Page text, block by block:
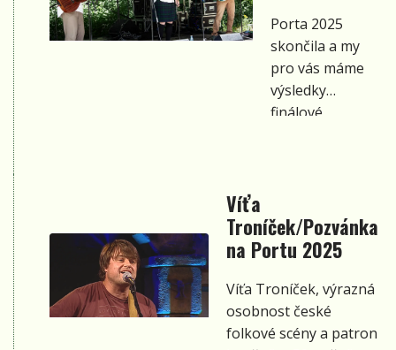
představením
jednotlivých
interpretů.
Porta 2025
skončila a my
pro vás máme
výsledky
finálové
Víťa
Troníček/Pozvánka
na Portu 2025
Víťa Troníček, výrazná
osobnost české
folkové scény a patron